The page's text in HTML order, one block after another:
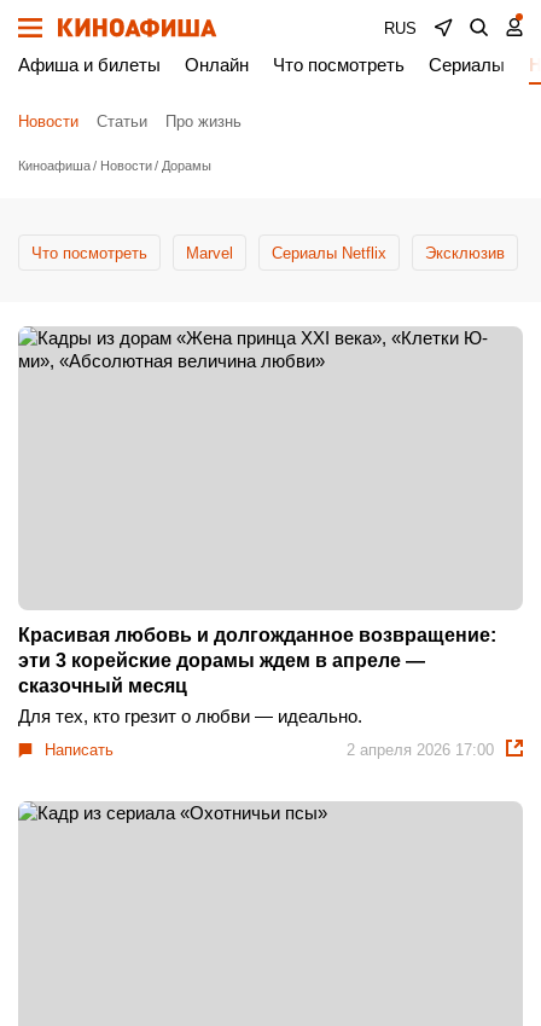
RUS
Афиша и билеты Онлайн Что посмотреть Сериалы
Новости Статьи Про жизнь
Киноафиша Новости Дорамы
Что посмотреть Marvel Сериалы Netflix Эксклюзив
Красивая любовь и долгожданное возвращение:
эти 3 корейские дорамы ждем в апреле —
сказочный месяц
Для тех, кто грезит о любви — идеально.
Написать 2 апреля 2026 17:00